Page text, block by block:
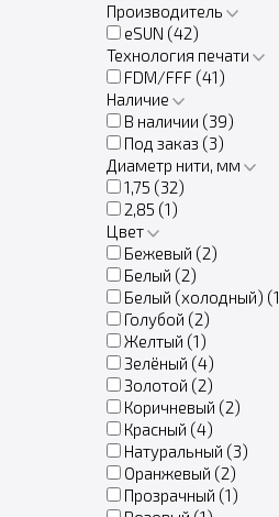
Производитель
eSUN (42)
Технология печати
FDM/FFF (41)
Наличие
В наличии (39)
Под заказ (3)
Диаметр нити, мм
1,75 (32)
2,85 (1)
Цвет
Бежевый (2)
Белый (2)
Белый (холодный) (1
Голубой (2)
Желтый (1)
Зелёный (4)
Золотой (2)
Коричневый (2)
Красный (4)
Натуральный (3)
Оранжевый (2)
Прозрачный (1)